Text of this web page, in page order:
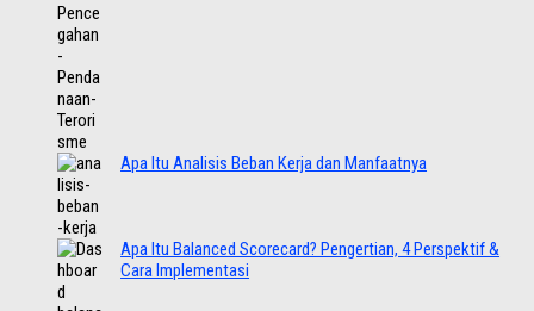
Apa Itu Analisis Beban Kerja dan Manfaatnya
Apa Itu Balanced Scorecard? Pengertian, 4 Perspektif &
Cara Implementasi